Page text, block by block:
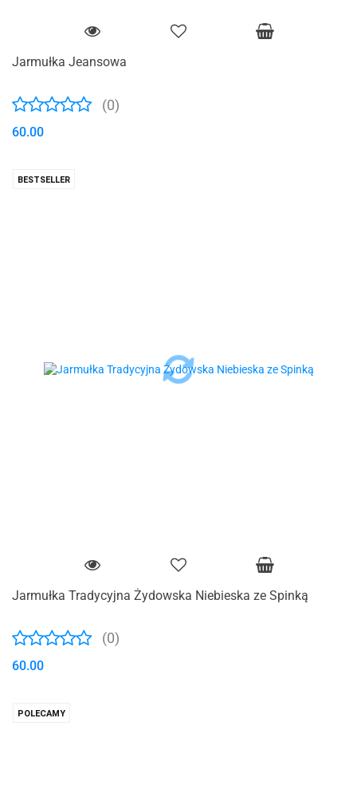
Jarmułka Jeansowa
(0)
60.00
BESTSELLER
Jarmułka Tradycyjna Żydowska Niebieska ze Spinką
(0)
60.00
POLECAMY